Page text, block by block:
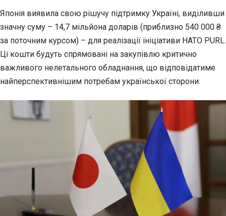
Японія виявила свою рішучу підтримку Україні, виділивши
значну суму – 14,7 мільйона доларів (приблизно 540 000 ₴
за поточним курсом) – для реалізації ініціативи НАТО PURL.
Ці кошти будуть спрямовані на закупівлю критично
важливого нелетального обладнання, що відповідатиме
найперспективнішим потребам української сторони.